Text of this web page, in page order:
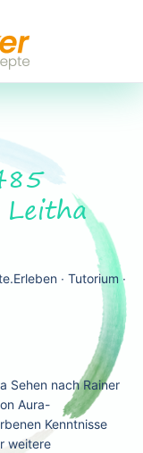
Leitha
∙ Tutorium ∙
Sehen nach Rainer
Aura-
Kenntnisse
weitere